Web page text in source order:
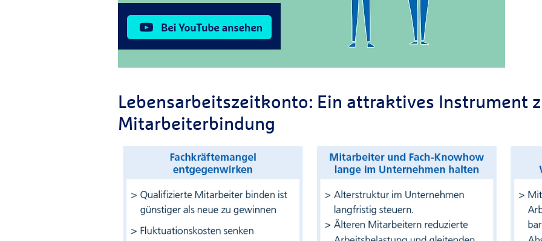
Lebensarbeitszeitkonto: Ein attraktives Instrument
Mitarbeiterbindung